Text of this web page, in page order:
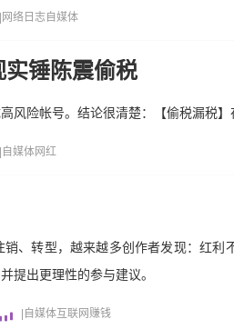
网络日志 自媒体
锤陈震偷税
风险帐号。结论很清楚：【偷税漏税】
自媒体网红
、转型，越来越多创作者发现：红
提出更理性的参与建议。
自媒体互联网 赚钱